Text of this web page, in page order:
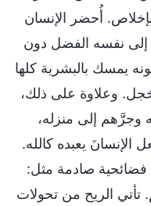
أُحضر الإنسان
نفسه الفضل دون
يمسك بالبشرية كلها
وعلاوة على ذلك،
إلى منزله،
الإنسانَ يعبده كالله.
فضائحية صادمة مثل:
تأتي الريح من تحولات